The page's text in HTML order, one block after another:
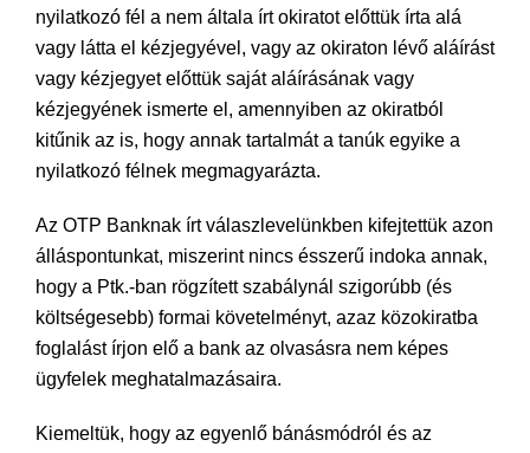
nyilatkozó fél a nem általa írt okiratot előttük írta alá
vagy látta el kézjegyével, vagy az okiraton lévő aláírást
vagy kézjegyet előttük saját aláírásának vagy
kézjegyének ismerte el, amennyiben az okiratból
kitűnik az is, hogy annak tartalmát a tanúk egyike a
nyilatkozó félnek megmagyarázta.
Az OTP Banknak írt válaszlevelünkben kifejtettük azon
álláspontunkat, miszerint nincs ésszerű indoka annak,
hogy a Ptk.-ban rögzített szabálynál szigorúbb (és
költségesebb) formai követelményt, azaz közokiratba
foglalást írjon elő a bank az olvasásra nem képes
ügyfelek meghatalmazásaira.
Kiemeltük, hogy az egyenlő bánásmódról és az